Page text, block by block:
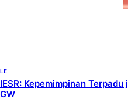
LE
IESR: Kepemimpinan
GW